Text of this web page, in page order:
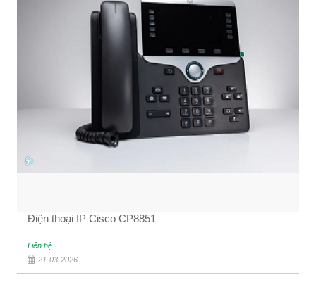
Điện thoại IP Cisco CP8851
Liên hệ
21-03-2026